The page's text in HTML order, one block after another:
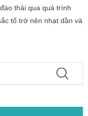
thải qua quá trình
tố trở nên nhạt dần và